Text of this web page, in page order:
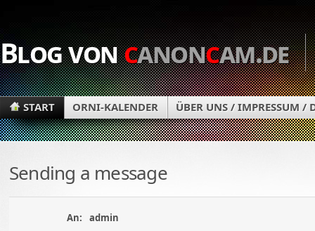
Blog voncanoncam.de
START ORNI-KALENDER ÜBER UNS / IMPRESSUM /
Sending a message
An:
admin